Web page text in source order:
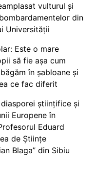
vulturul și
din
Universității
Este o mare
să fie așa cum
în șabloane și
ce fac diferit
științifice și
Europene în
Eduard
de Științe
Blaga” din Sibiu